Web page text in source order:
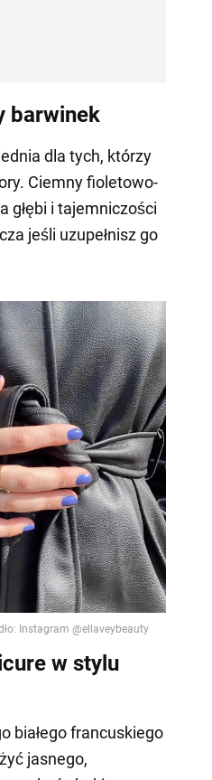
barwinek
dla tych, którzy
Ciemny fioletowo-
głębi i tajemniczości
jeśli uzupełnisz go
w stylu
białego francuskiego
jasnego,